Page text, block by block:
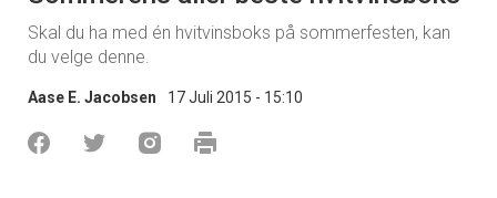
Skal du ha med én hvitvinsboks på sommerfesten, kan
du velge denne.
Aase E. Jacobsen 17 Juli 2015 - 15:10